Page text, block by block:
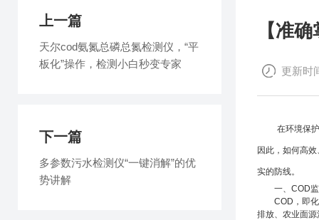
【准
更新时
在环境保护
因此，如何高
实的防线。
一、COD监
COD，即化学
排放、农业面
上一篇
天尔cod氨氮总磷总氮检测仪，“平
板化”操作，检测小白秒变专家
下一篇
多参数污水检测仪“一键消解”的优
势讲解